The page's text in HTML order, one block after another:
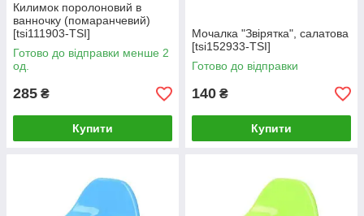
Килимок поролоновий в
ванночку (помаранчевий)
[tsi111903-TSI]
Готово до відправки менше 2
од.
285 ₴
Купити
Мочалка "Звірятка", салатова
[tsi152933-TSI]
Готово до відправки
140 ₴
Купити